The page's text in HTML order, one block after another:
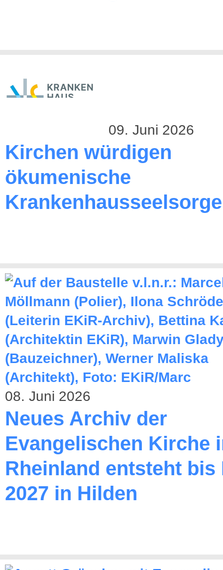
09. Juni 2026
Kirchen würdigen
ökumenische
Krankenhausseelsorge
08. Juni 2026
Neues Archiv der
Evangelischen Kirche
Rheinland entsteht bis
2027 in Hilden